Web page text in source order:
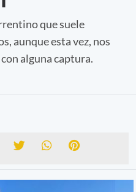
que suele
aunque esta vez, nos
alguna captura.